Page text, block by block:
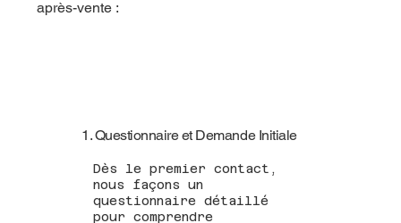
après-vente :
1. Questionnaire et Demande Initiale
Dès le premier contact,
nous façons un
questionnaire détaillé
pour comprendre